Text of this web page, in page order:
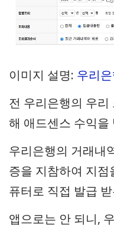
이미지 설명: 우리
전 우리은행의 우
해 애드센스 수익을
우리은행의 거래내
증을 지참하여 지점
퓨터로 직접 발급
앱으로는 안 되니,